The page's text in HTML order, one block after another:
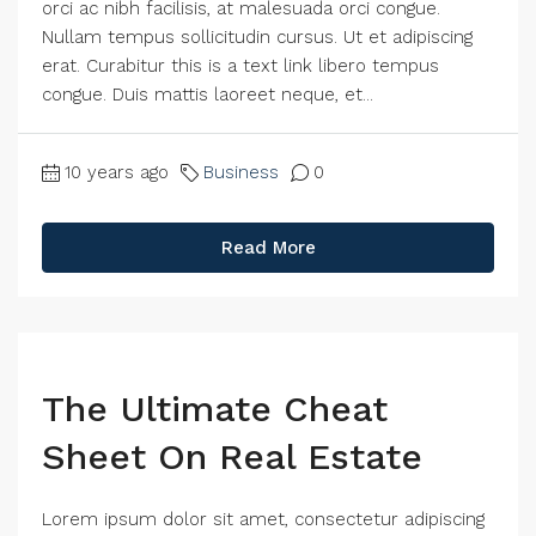
orci ac nibh facilisis, at malesuada orci congue.
Nullam tempus sollicitudin cursus. Ut et adipiscing
erat. Curabitur this is a text link libero tempus
congue. Duis mattis laoreet neque, et...
10 years ago Business 0
Read More
The Ultimate Cheat
Sheet On Real Estate
Lorem ipsum dolor sit amet, consectetur adipiscing